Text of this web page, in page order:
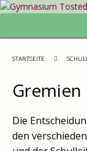
STARTSEITE
Gremien
Die
den